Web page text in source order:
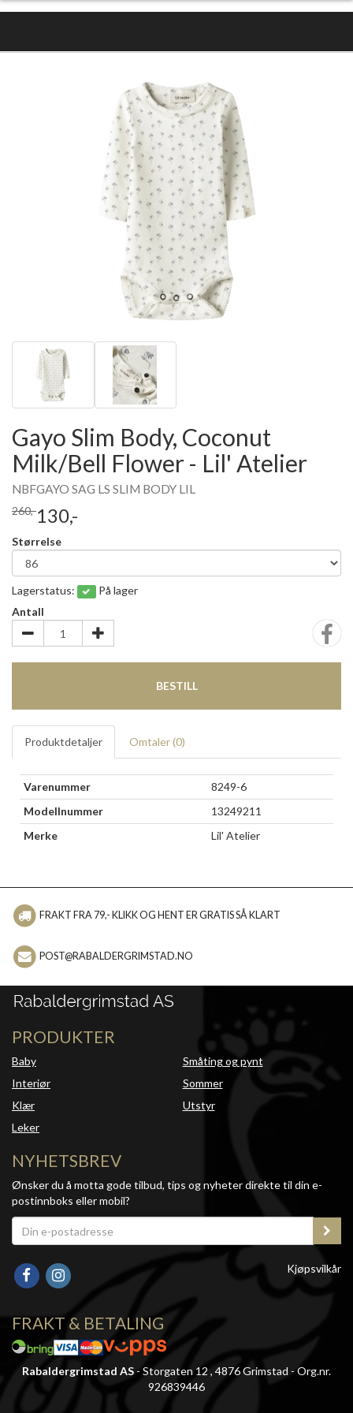
Gayo Slim Body, Coconut
Milk/Bell Flower - Lil' Atelier
NBFGAYO SAG LS SLIM BODY LIL
260,-130,-
Størrelse
Lagerstatus:
På lager
Antall
BESTILL
Produktdetaljer Omtaler (0)
Varenummer
8249-6
Modellnummer
13249211
Merke
Lil' Atelier
FRAKT FRA 79,- KLIKK OG HENT ER GRATIS SÅ KLART
POST@RABALDERGRIMSTAD.NO
PRODUKTER
Baby
Interiør
Klær
Leker
Småting og pynt
Sommer
Utstyr
NYHETSBREV
Ønsker du å motta gode tilbud, tips og nyheter direkte til din e-
postinnboks eller mobil?
Kjøpsvilkår
FRAKT & BETALING
Rabaldergrimstad AS - Storgaten 12 , 4876 Grimstad - Org.nr.
926839446